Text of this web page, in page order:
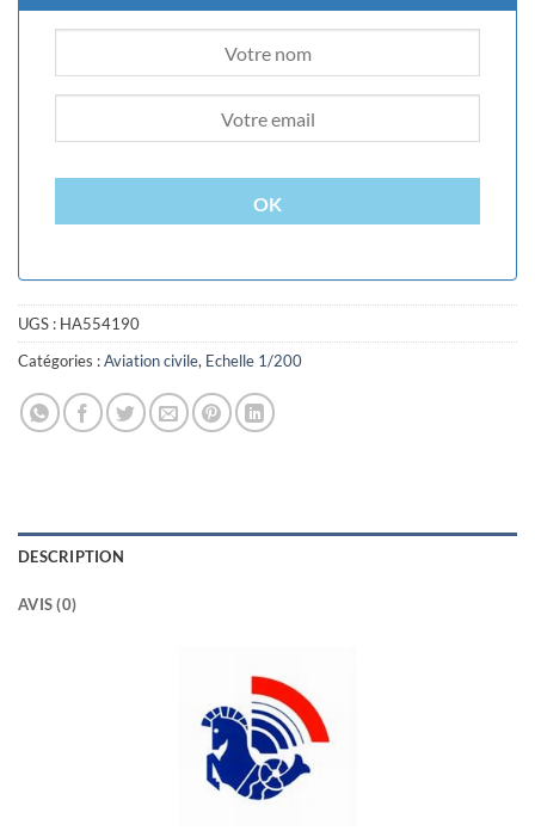
OK
UGS : HA554190
Catégories :Aviation civile, Echelle 1/200
DESCRIPTION
AVIS (0)